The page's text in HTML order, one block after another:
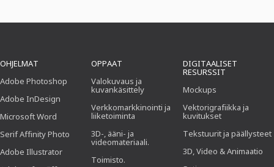
OHJELMAT
Adobe Photoshop
Adobe InDesign
Microsoft Word
Serif Affinity Photo
Adobe Illustrator
OPPAAT
Valokuvaus ja
kuvankäsittely
Verkkomarkkinointi ja
liiketoiminta
3D-, ääni- ja
videomateriaali.
Toimisto.
DIGITAALISET
RESURSSIT
Mockups
Vektorigrafiikka ja
kuvitukset
Tekstuurit ja päällysteet
3D, Video & Animaatio